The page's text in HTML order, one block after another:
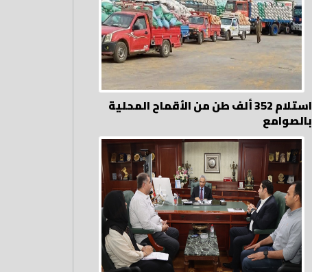
استلام 352 ألف طن من الأقماح المحلية
بالصوامع